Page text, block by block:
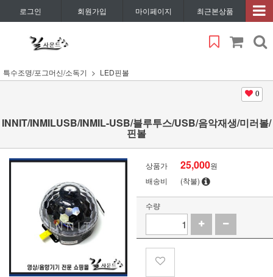
로그인 회원가입 마이페이지 최근본상품
특수조명/포그머신/소독기 LED핀볼
0
INNIT/INMILUSB/INMIL-USB/블루투스/USB/음악재생/미러볼/
핀볼
상품가 25,000원
배송비
(착불)
수량